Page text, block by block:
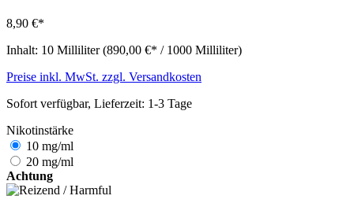
8,90 €*
Inhalt: 10 Milliliter(890,00 €* / 1000 Milliliter)
Preise inkl. MwSt. zzgl. Versandkosten
Sofort verfügbar, Lieferzeit: 1-3 Tage
Nikotinstärke
10 mg/ml
20 mg/ml
Achtung